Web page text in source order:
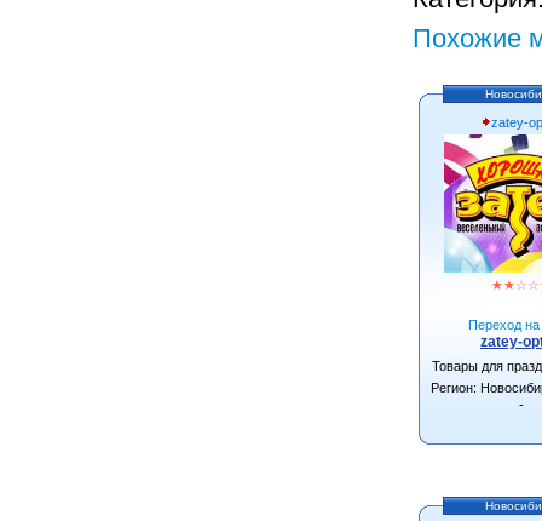
Похожие
zatey-
★★☆☆
Переход на
zatey-
Товары для
Регион:
-